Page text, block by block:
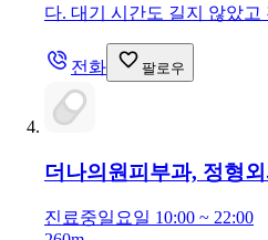
다. 대기 시간도 길지 않았고
전화 팔로우
더나의원 피부과, 정형
진료중일요일 10:00 ~ 22:00